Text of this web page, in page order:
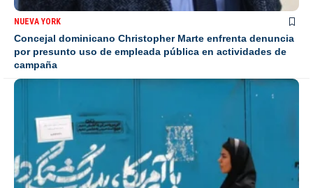
NUEVA YORK
Concejal dominicano Christopher Marte enfrenta denuncia
por presunto uso de empleada pública en actividades de
campaña